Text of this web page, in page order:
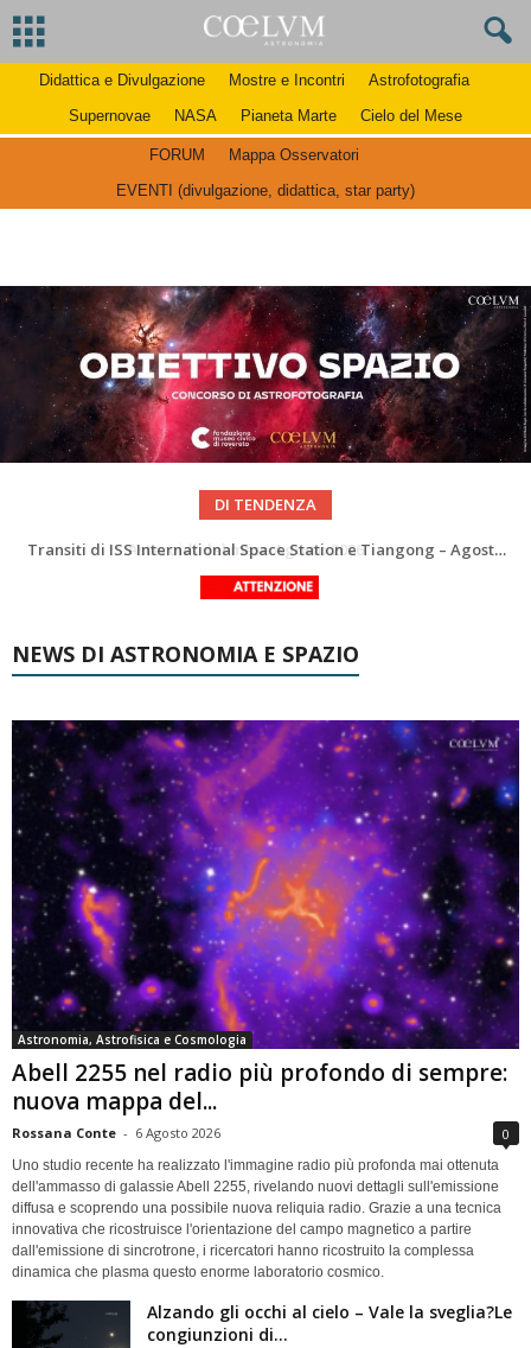
Didattica e Divulgazione Mostre e Incontri
Astrofotografia
Supernovae
NASA Pianeta Marte Cielo del Mese
FORUM
Mappa Osservatori
EVENTI (divulgazione, didattica, star party)
DI TENDENZA
Transiti di ISS International Space Station e Tiangong – Agosto 2026
La Luna del Mese – Agosto 2026
NEWS DI ASTRONOMIA E SPAZIO
Astronomia, Astrofisica e Cosmologia
Abell 2255 nel radio più profondo di sempre:
nuova mappa del...
Rossana Conte - 6 Agosto 2026 0
Uno studio recente ha realizzato l'immagine radio più profonda mai ottenuta
dell'ammasso di galassie Abell 2255, rivelando nuovi dettagli sull'emissione
diffusa e scoprendo una possibile nuova reliquia radio. Grazie a una tecnica
innovativa che ricostruisce l'orientazione del campo magnetico a partire
dall'emissione di sincrotrone, i ricercatori hanno ricostruito la complessa
dinamica che plasma questo enorme laboratorio cosmico.
Alzando gli occhi al cielo – Vale la sveglia?Le
congiunzioni di...